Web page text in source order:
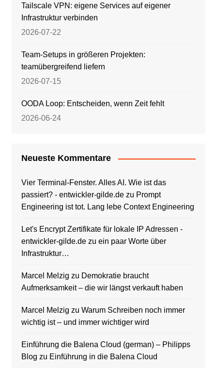
Tailscale VPN: eigene Services auf eigener
Infrastruktur verbinden
2026-07-22
Team-Setups in größeren Projekten:
teamübergreifend liefern
2026-07-15
OODA Loop: Entscheiden, wenn Zeit fehlt
2026-06-24
Neueste Kommentare
Vier Terminal-Fenster. Alles AI. Wie ist das
passiert? - entwickler-gilde.dezu Prompt
Engineering ist tot. Lang lebe Context Engineering
Let's Encrypt Zertifikate für lokale IP Adressen -
entwickler-gilde.dezu ein paar Worte über
Infrastruktur…
Marcel Melzig zu Demokratie braucht
Aufmerksamkeit – die wir längst verkauft haben
Marcel Melzig zu Warum Schreiben noch immer
wichtig ist – und immer wichtiger wird
Einführung die Balena Cloud (german) – Philipps
Blog zu Einführung in die Balena Cloud